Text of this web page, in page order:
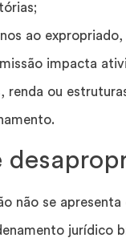
ao
impacta
renda ou
não se
jurídico